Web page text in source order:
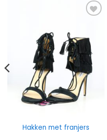
Hakken met franjers